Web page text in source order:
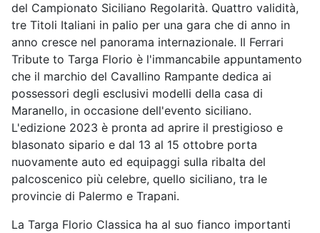
del Campionato Siciliano Regolarità. Quattro validità,
tre Titoli Italiani in palio per una gara che di anno in
anno cresce nel panorama internazionale. Il Ferrari
Tribute to Targa Florio è l'immancabile appuntamento
che il marchio del Cavallino Rampante dedica ai
possessori degli esclusivi modelli della casa di
Maranello, in occasione dell'evento siciliano.
L'edizione 2023 è pronta ad aprire il prestigioso e
blasonato sipario e dal 13 al 15 ottobre porta
nuovamente auto ed equipaggi sulla ribalta del
palcoscenico più celebre, quello siciliano, tra le
provincie di Palermo e Trapani.
La Targa Florio Classica ha al suo fianco importanti